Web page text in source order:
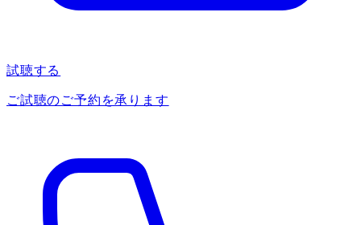
試聴する
ご試聴のご予約を承ります